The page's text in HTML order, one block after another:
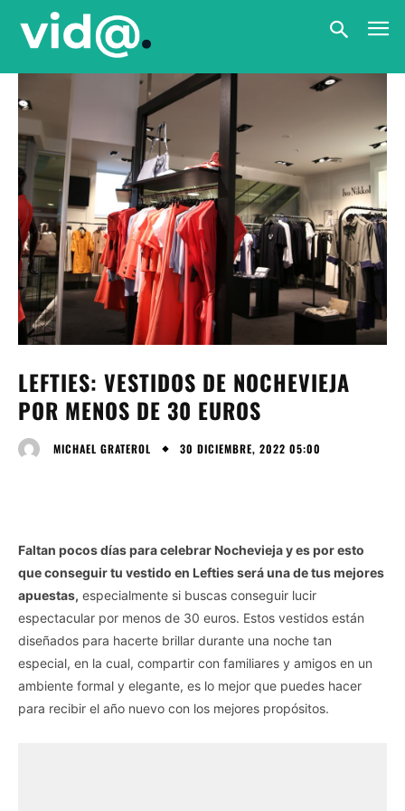
LEFTIES: VESTIDOS DE NOCHEVIEJA
POR MENOS DE 30 EUROS
MICHAEL GRATEROL 30 DICIEMBRE, 2022 05:00
Faltan pocos días para celebrar Nochevieja y es por esto
que conseguir tu vestido en Lefties será una de tus mejores
apuestas, especialmente si buscas conseguir lucir
espectacular por menos de 30 euros. Estos vestidos están
diseñados para hacerte brillar durante una noche tan
especial, en la cual, compartir con familiares y amigos en un
ambiente formal y elegante, es lo mejor que puedes hacer
para recibir el año nuevo con los mejores propósitos.